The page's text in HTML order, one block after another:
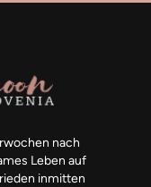
nach
Leben auf
inmitten